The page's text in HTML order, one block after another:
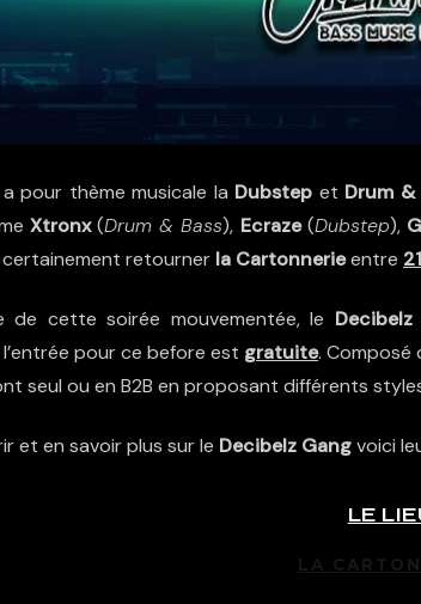
pour thème musicale la Dubstep et Drum &
Xtronx(Drum & Bass), Ecraze(Dubstep),
retourner la Cartonnerieentre
de cette soirée mouvementée, le
l’entrée pour ce before est gratuite. Composé
seul ou en B2B en proposant différents
et en savoir plus sur le Decibelz Gangvoici
LE